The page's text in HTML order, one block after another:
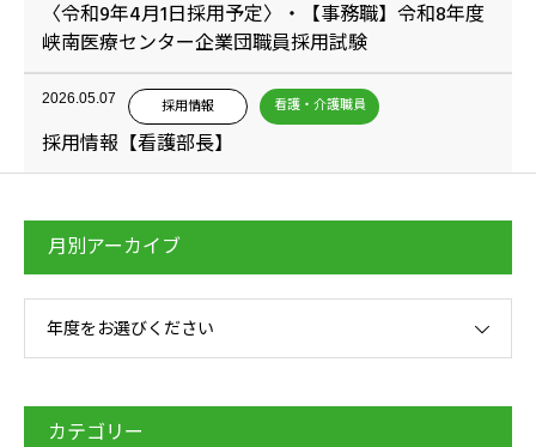
〈令和9年4月1日採用予定〉・【事務職】令和8年度
峡南医療センター企業団職員採用試験
2026.05.07 採用情報 看護・介護職員
採用情報【看護部長】
月別アーカイブ
年度をお選びください
カテゴリー